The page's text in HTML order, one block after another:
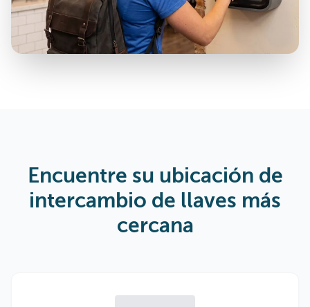
Encuentre su ubicación de
intercambio de llaves más
cercana